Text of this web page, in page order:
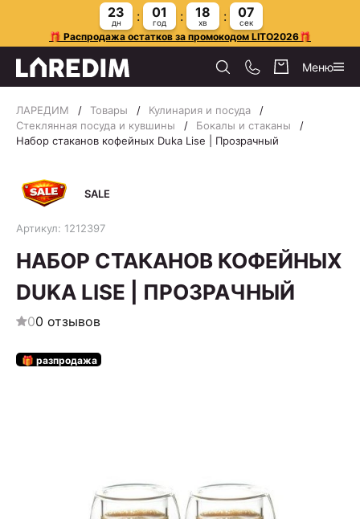
23
дн
01
год
18
хв
07
сек
🎁 Распродажа остатков за промокодом LITO2026🎁
Меню
ЛАРЕДИМ Товары
Кулинария и посуда
Стеклянная посуда и кувшины
Бокалы и стаканы
Набор стаканов кофейных Duka Lise | Прозрачный
SALE
Артикул: 1212397
НАБОР СТАКАНОВ КОФЕЙНЫХ
DUKA LISE | ПРОЗРАЧНЫЙ
00 отзывов
🎁 разпродажа